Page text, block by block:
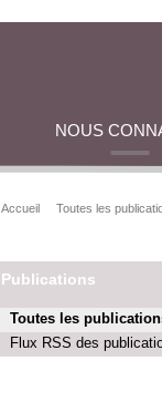
NOUS
Accueil Toutes les
Publications
Toutes les
Flux RSS des